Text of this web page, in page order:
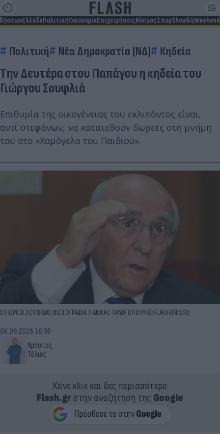
ΕλλάδαΠολιτικήΟικονομίαΕπιχειρήσειςΚόσμοςΣπορShowbizWeekend
Πολιτική Νέα Δημοκρατία (ΝΔ) Κηδεία
Την Δευτέρα στου Παπάγου η κηδεία του
Γιώργου Σουφλιά
Επιθυμία της οικογένειας του εκλιπόντος είναι,
αντί στεφάνων, να κατατεθούν δωρεές στη μνήμη
του στο «Χαμόγελο του Παιδιού».
Ο ΓΙΩΡΓΟΣ ΣΟΥΦΛΙΑΣ (ΦΩΤΟΓΡΑΦΙΑ: ΓΙΑΝΝΗΣ ΠΑΝΑΓΟΠΟΥΛΟΣ/EUROKINISSI)
Χρήστος
Τέλιος
06.06.2026 18:36
Κάνε κλικ και δες περισσότερο
Flash.grστην αναζήτηση της Google